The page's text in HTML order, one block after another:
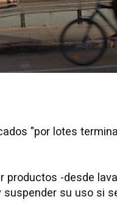
"por lotes
-desde
su uso si